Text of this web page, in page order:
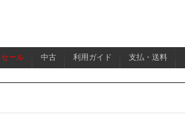
セール 中古 利用ガイド 支払・送料